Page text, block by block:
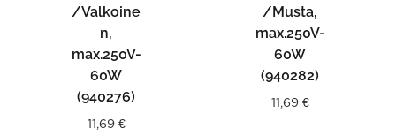
/Valkoine
n,
max.250V-
60W
(940276)
11,69 €
/Musta,
max.250V-
60W
(940282)
11,69 €